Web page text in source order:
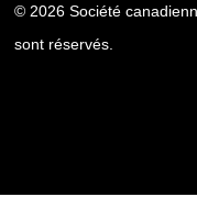
© 2026 Société
sont réservés.